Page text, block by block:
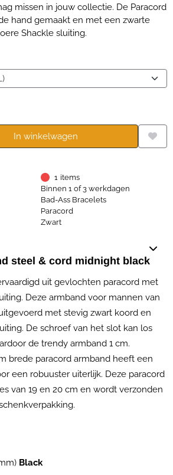
missen in jouw collectie. De Paracord
hand gemaakt en met een zwarte
Shackle sluiting.
In winkelwagen
1 items
Binnen 1 of 3 werkdagen
Bad-Ass Bracelets
Paracord
Zwart
steel & cord midnight black
uit gevlochten paracord met
Deze armband voor mannen van
met stevig zwart koord en
De schroef van het slot kan los
de trendy armband 1 cm.
brede paracord armband heeft een
een robuuster uiterlijk. Deze paracord
van 19 en 20 cm en wordt verzonden
Black